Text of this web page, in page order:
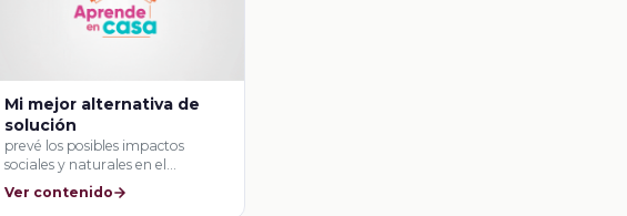
Mi mejor alternativa de
solución
prevé los posibles impactos
sociales y naturales en el
desarrollo de sus …
Ver contenido